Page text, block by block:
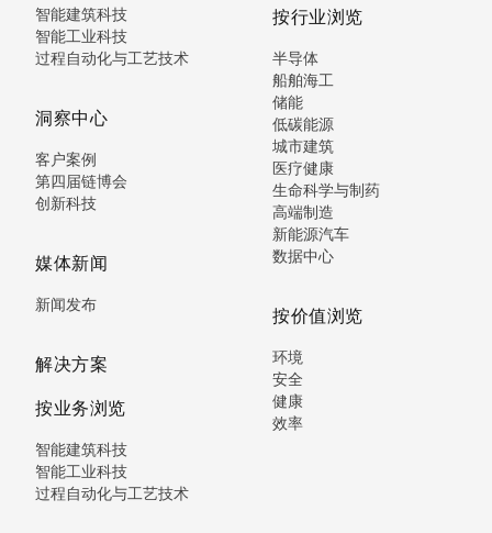
智能建筑科技
智能工业科技
过程自动化与工艺技术
洞察中心
客户案例
第四届链博会
创新科技
媒体新闻
新闻发布
解决方案
按业务浏览
智能建筑科技
智能工业科技
过程自动化与工艺技术
按行业浏览
半导体
船舶海工
储能
低碳能源
城市建筑
医疗健康
生命科学与制药
高端制造
新能源汽车
数据中心
按价值浏览
环境
安全
健康
效率